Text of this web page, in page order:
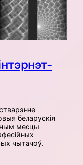
беларускія
месцы
чытачоў.